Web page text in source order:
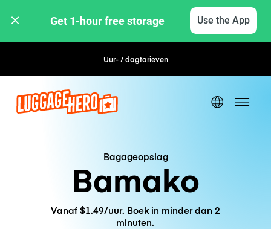
Get 1-hour free storage Use the App
Uur- / dagtarievenFlexibel boeken
Bagageopslag
Bamako
Vanaf $1.49/uur. Boek in minder dan 2
minuten.